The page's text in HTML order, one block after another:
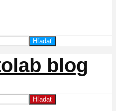
Hľadať
Hľadať